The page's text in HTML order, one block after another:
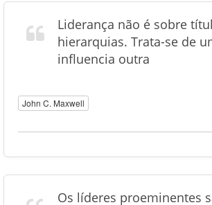
Liderança não é sobre
hierarquias. Trata-se de
influencia outra
John C. Maxwell
Os líderes proeminentes